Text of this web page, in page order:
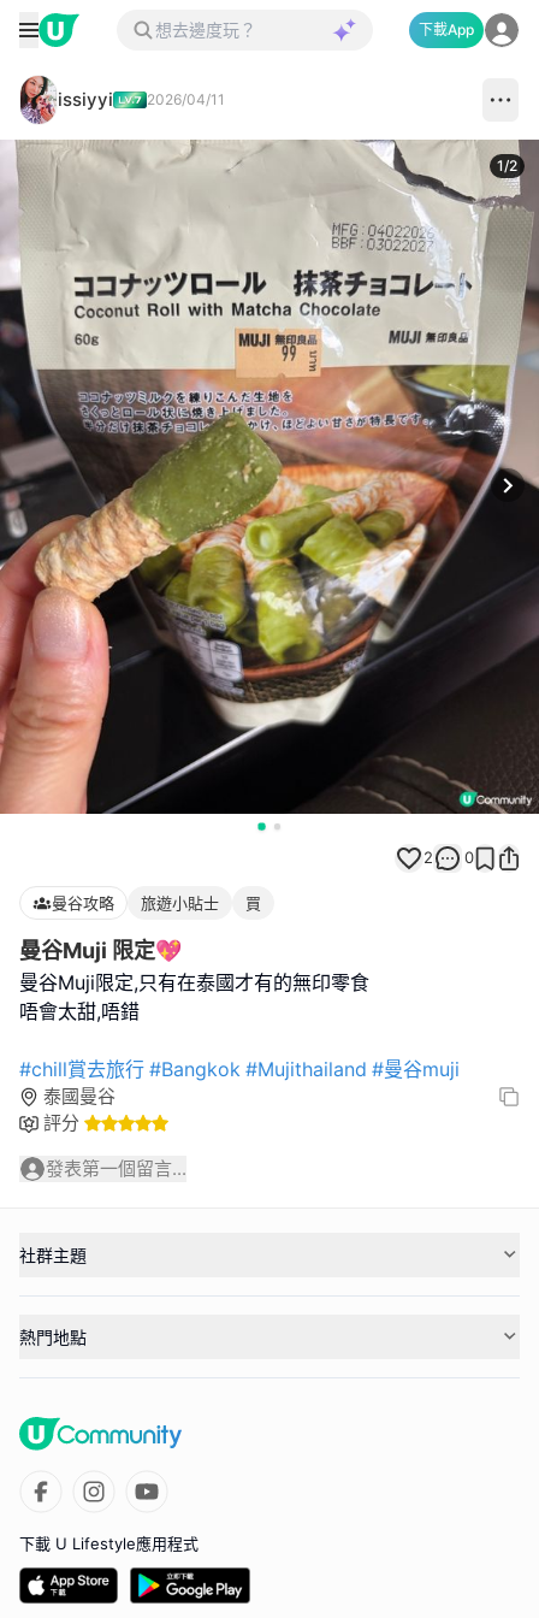
下載App
issiyyi 2026/04/11
1/2
2 0
曼谷攻略 旅遊小貼士 買
曼谷Muji 限定💖
曼谷Muji限定,只有在泰國才有的無印零食
唔會太甜,唔錯
#chill賞去旅行 #Bangkok #Mujithailand #曼谷muji
泰國曼谷
評分
發表第一個留言...
社群主題
熱門地點
下載 U Lifestyle應用程式